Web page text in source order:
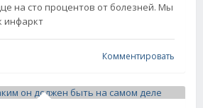
на сто процентов от болезней. Мы
инфаркт
Комментировать